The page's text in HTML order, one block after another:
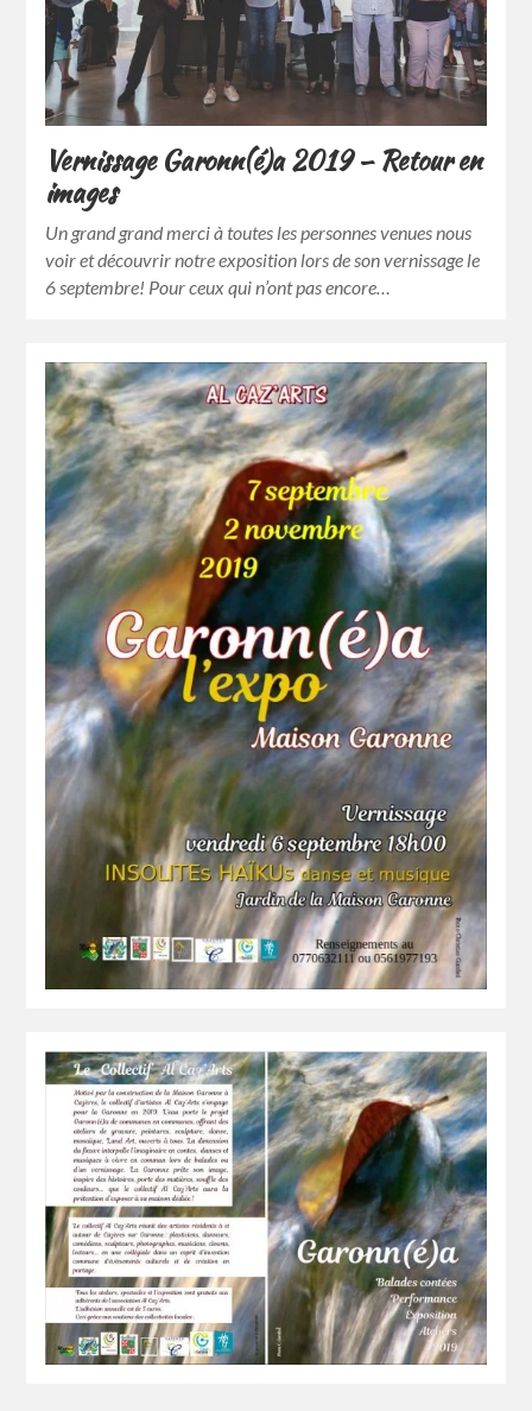
Vernissage Garonn(é)a 2019 – Retour en
images
Un grand grand merci à toutes les personnes venues nous
voir et découvrir notre exposition lors de son vernissage le
6 septembre! Pour ceux qui n’ont pas encore…